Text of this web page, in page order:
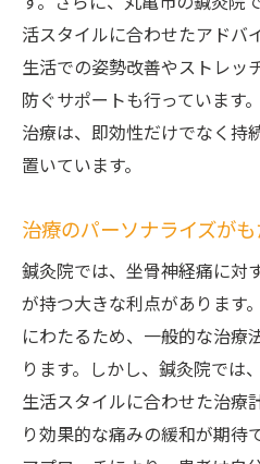
活スタイルに合わせたアドバ
生活での姿勢改善やストレッ
防ぐサポートも行っています
治療は、即効性だけでなく持
置いています。
治療のパーソナライズが
鍼灸院では、坐骨神経痛に対
が持つ大きな利点があります
にわたるため、一般的な治療
ります。しかし、鍼灸院では
生活スタイルに合わせた治療
り効果的な痛みの緩和が期待